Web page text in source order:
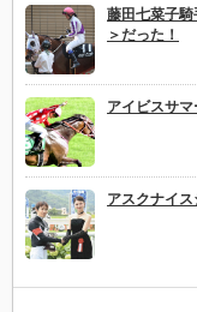
藤田七菜子騎
＞だった！
アイビスサ
アスクナイ